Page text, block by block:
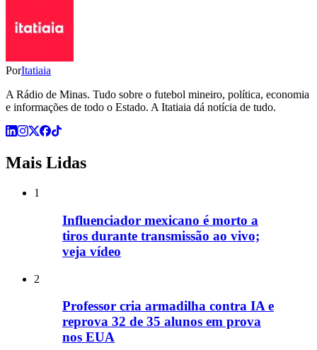
PorItatiaia
A Rádio de Minas. Tudo sobre o futebol mineiro, política, economia
e informações de todo o Estado. A Itatiaia dá notícia de tudo.
Mais Lidas
1
Influenciador mexicano é morto a
tiros durante transmissão ao vivo;
veja vídeo
2
Professor cria armadilha contra IA e
reprova 32 de 35 alunos em prova
nos EUA